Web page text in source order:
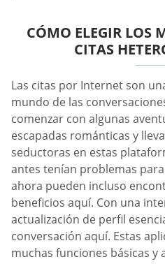
CÓMO ELEGIR LOS
CITAS
Las citas por Internet son
mundo de las
comenzar con algunas
escapadas románticas y
seductoras en estas
antes tenían problemas
ahora pueden incluso
beneficios aquí. Con una
actualización de perfil
conversación aquí. Estas
muchas funciones básicas y